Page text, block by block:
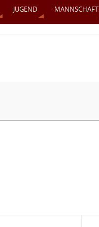
JUGEND MANNSCHAFT